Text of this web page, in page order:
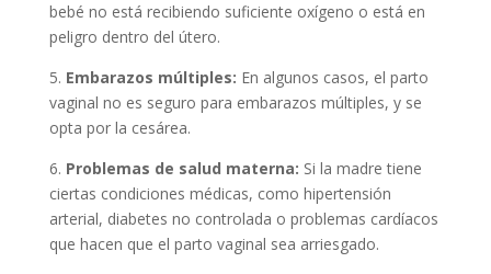
bebé no está recibiendo suficiente oxígeno o está en
peligro dentro del útero.
5. Embarazos múltiples: En algunos casos, el parto
vaginal no es seguro para embarazos múltiples, y se
opta por la cesárea.
6. Problemas de salud materna: Si la madre tiene
ciertas condiciones médicas, como hipertensión
arterial, diabetes no controlada o problemas cardíacos
que hacen que el parto vaginal sea arriesgado.